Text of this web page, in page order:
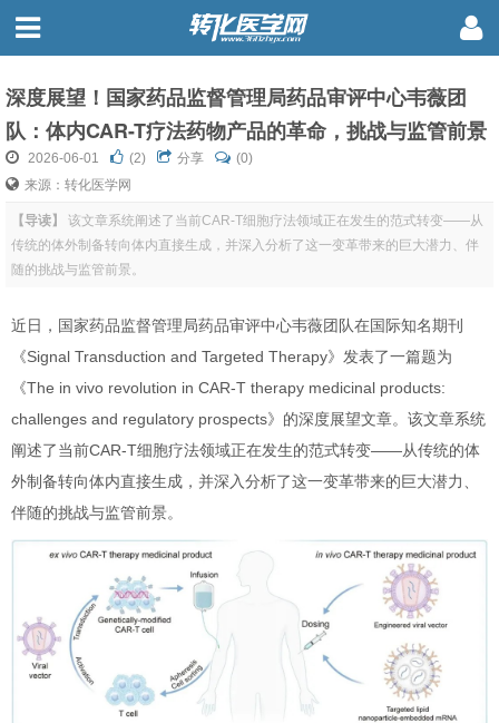
深度展望！国家药品监督管理局药品审评中心韦薇团
队：体内CAR-T疗法药物产品的革命，挑战与监管前景
2026-06-01 (2) 分享
(0)
来源：转化医学网
【导读】
该文章系统阐述了当前CAR-T细胞疗法领域正在发生的范式转变——从
传统的体外制备转向体内直接生成，并深入分析了这一变革带来的巨大潜力、伴
随的挑战与监管前景。
近日，国家药品监督管理局药品审评中心韦薇团队在国际知名期刊
《Signal Transduction and Targeted Therapy》发表了一篇题为
《The in vivo revolution in CAR-T therapy medicinal products:
challenges and regulatory prospects》的深度展望文章。该文章系统
阐述了当前CAR-T细胞疗法领域正在发生的范式转变——从传统的体
外制备转向体内直接生成，并深入分析了这一变革带来的巨大潜力、
伴随的挑战与监管前景。